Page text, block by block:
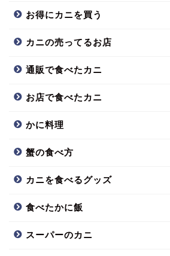
お得にカニを買う
カニの売ってるお店
通販で食べたカニ
お店で食べたカニ
かに料理
蟹の食べ方
カニを食べるグッズ
食べたかに飯
スーパーのカニ